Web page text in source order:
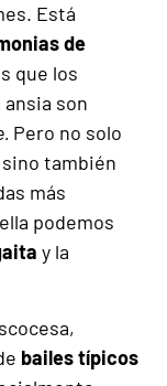
Está
de
que los
son
Pero no solo
también
más
podemos
y la
bailes típicos